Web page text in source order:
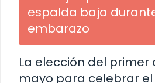
espalda baja
embarazo
La elección del
mayo para celebrar el